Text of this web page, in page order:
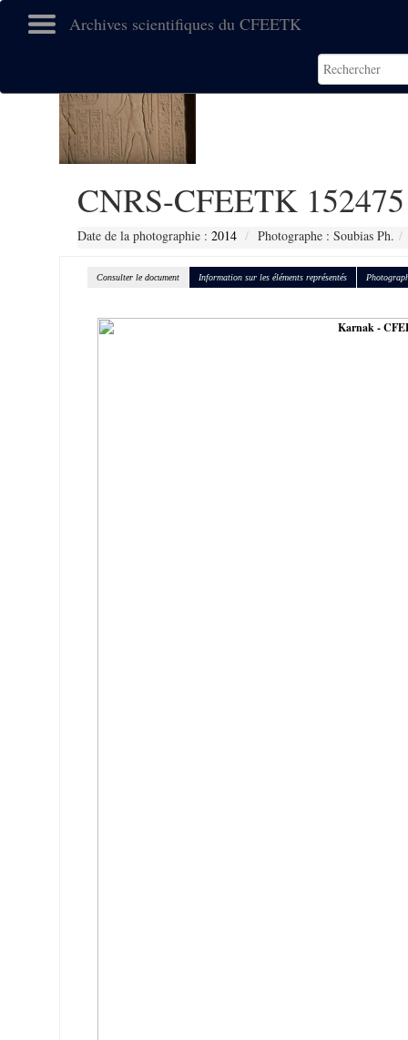
Archives scientifiques du CFEETK
CNRS-CFEETK 152475
Date de la photographie : 2014 Photographe : Soubias Ph.
Consulter le document Information sur les éléments représentés